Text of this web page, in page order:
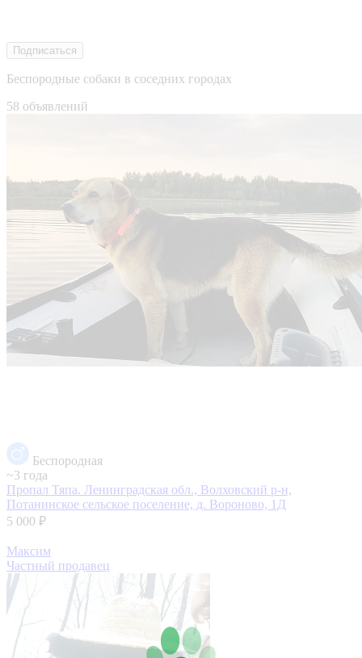
Подписаться
Беспородные собаки в соседних городах
58 объявлений
Беспородная
~3 года
Пропал Тяпа. Ленинградская обл., Волховский р-н,
Потанинское сельское поселение, д. Вороново, 1Д
5 000 ₽
Максим
Частный продавец